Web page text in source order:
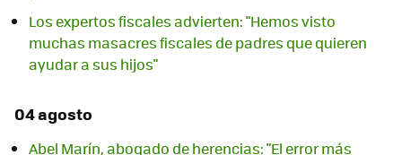
Los expertos fiscales advierten: "Hemos visto
muchas masacres fiscales de padres que quieren
ayudar a sus hijos"
04 agosto
Abel Marín, abogado de herencias: "El error más